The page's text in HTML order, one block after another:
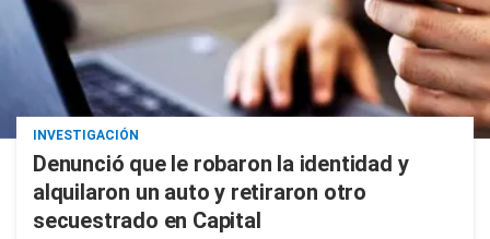
INVESTIGACIÓN
Denunció que le robaron la identidad y
alquilaron un auto y retiraron otro
secuestrado en Capital